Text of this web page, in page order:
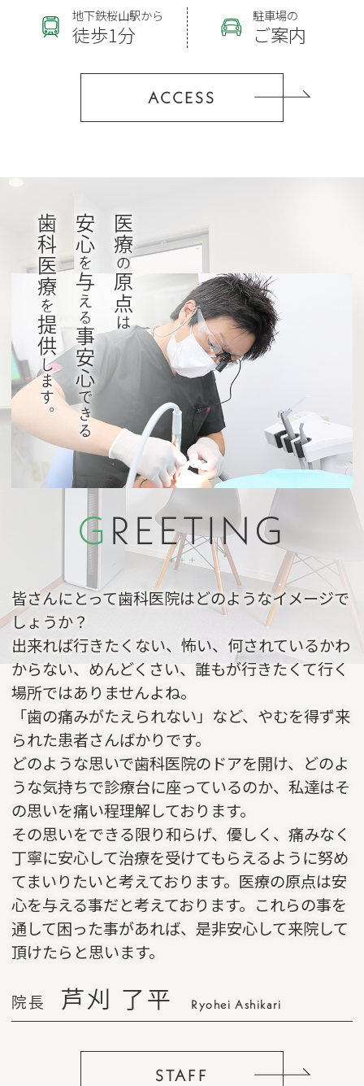
只今、歯科衛生士採用強化中です！採用祝い金
あり
→条件等詳しくはこちら
地下鉄桜山駅から
徒歩1分
駐車場の
ご案内
ACCESS
医療
の
原点
は
安心
を
与
える
事安心
できる
歯科医療
を
提供
します。
G REETING
皆さんにとって歯科医院はどのようなイメージで
しょうか？
出来れば行きたくない、怖い、何されているかわ
からない、めんどくさい、誰もが行きたくて行く
場所ではありませんよね。
「歯の痛みがたえられない」など、やむを得ず来
られた患者さんばかりです。
どのような思いで歯科医院のドアを開け、どのよ
うな気持ちで診療台に座っているのか、私達はそ
の思いを痛い程理解しております。
その思いをできる限り和らげ、優しく、痛みなく
丁寧に安心して治療を受けてもらえるように努め
てまいりたいと考えております。医療の原点は安
心を与える事だと考えております。これらの事を
通して困った事があれば、是非安心して来院して
頂けたらと思います。
院長 芦刈 了平 Ryohei Ashikari
STAFF